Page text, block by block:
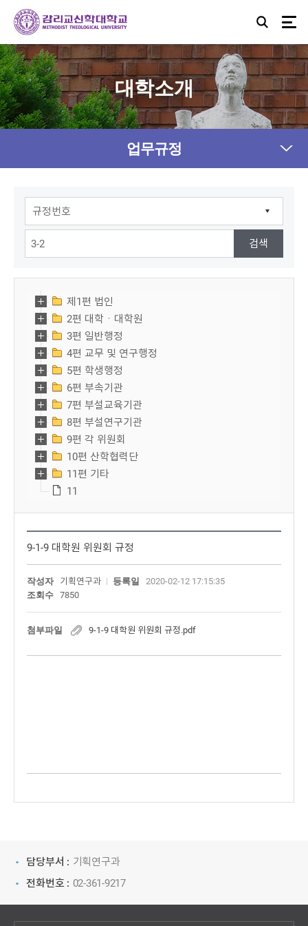
대학소개
업무규정
제1편 법인
2편 대학ㆍ대학원
3편 일반행정
4편 교무 및 연구행정
5편 학생행정
6편 부속기관
7편 부설교육기관
8편 부설연구기관
9편 각 위원회
10편 산학협력단
11편 기타
11
9-1-9 대학원 위원회 규정
작성자 기획연구과 등록일
2020-02-12 17:15:35
조회수
7850
첨부파일 9-1-9 대학원 위원회 규정.pdf
담당부서 : 기획연구과
전화번호 : 02-361-9217